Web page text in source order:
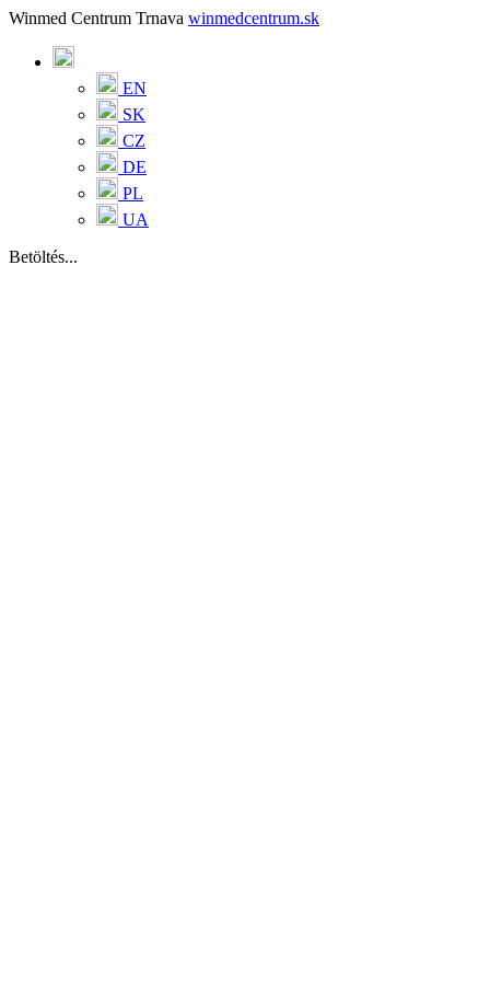
Winmed Centrum Trnava winmedcentrum.sk
EN
SK
CZ
DE
PL
UA
Betöltés...